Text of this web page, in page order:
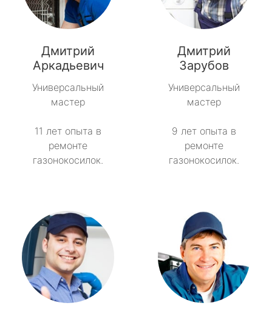
Дмитрий
Аркадьевич
Универсальный
мастер
11 лет опыта в
ремонте
газонокосилок.
Дмитрий
Зарубов
Универсальный
мастер
9 лет опыта в
ремонте
газонокосилок.